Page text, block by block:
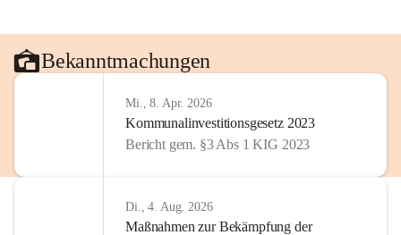
Bekanntmachungen
Mi., 8. Apr. 2026
Kommunalinvestitionsgesetz 2023
Bericht gem. §3 Abs 1 KIG 2023
Di., 4. Aug. 2026
Maßnahmen zur Bekämpfung der